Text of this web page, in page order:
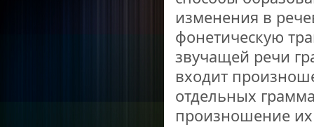
изменения в
фонетическую
звучащей речи
входит
отдельных
произношение их